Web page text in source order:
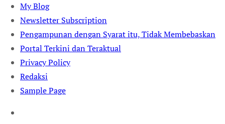
My Blog
Newsletter Subscription
Pengampunan dengan Syarat itu, Tidak Membebaskan
Portal Terkini dan Teraktual
Privacy Policy
Redaksi
Sample Page